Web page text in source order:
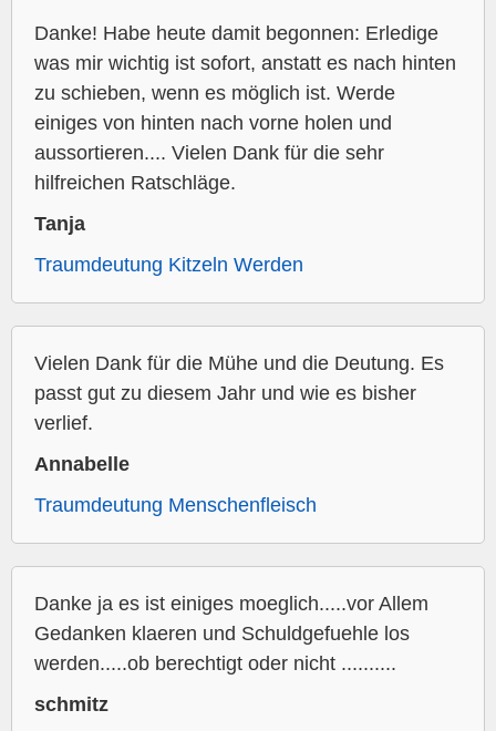
Danke! Habe heute damit begonnen: Erledige
was mir wichtig ist sofort, anstatt es nach hinten
zu schieben, wenn es möglich ist. Werde
einiges von hinten nach vorne holen und
aussortieren.... Vielen Dank für die sehr
hilfreichen Ratschläge.
Tanja
Traumdeutung Kitzeln Werden
Vielen Dank für die Mühe und die Deutung. Es
passt gut zu diesem Jahr und wie es bisher
verlief.
Annabelle
Traumdeutung Menschenfleisch
Danke ja es ist einiges moeglich.....vor Allem
Gedanken klaeren und Schuldgefuehle los
werden.....ob berechtigt oder nicht ..........
schmitz